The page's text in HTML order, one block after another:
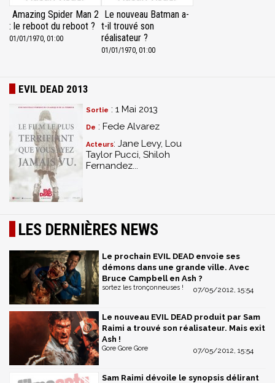
Amazing Spider Man 2
: le reboot du reboot ?
01/01/1970, 01:00
Le nouveau Batman a-
t-il trouvé son
réalisateur ?
01/01/1970, 01:00
EVIL DEAD 2013
Sortie : 1 Mai 2013
De : Fede Alvarez
Acteurs: Jane Levy, Lou
Taylor Pucci, Shiloh
Fernandez...
LES DERNIÈRES NEWS
Le prochain EVIL DEAD envoie ses
démons dans une grande ville. Avec
Bruce Campbell en Ash ?
07/05/2012, 15:54
sortez les tronçonneuses !
Le nouveau EVIL DEAD produit par Sam
Raimi a trouvé son réalisateur. Mais exit
Ash !
07/05/2012, 15:54
Gore Gore Gore
Sam Raimi dévoile le synopsis délirant